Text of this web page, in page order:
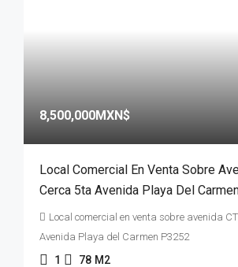
8,500,000MXN$
Local Comercial En Venta Sobre
Cerca 5ta Avenida Playa Del
Local comercial en venta sobre avenida
Avenida Playa del Carmen P3252
1 78 M2